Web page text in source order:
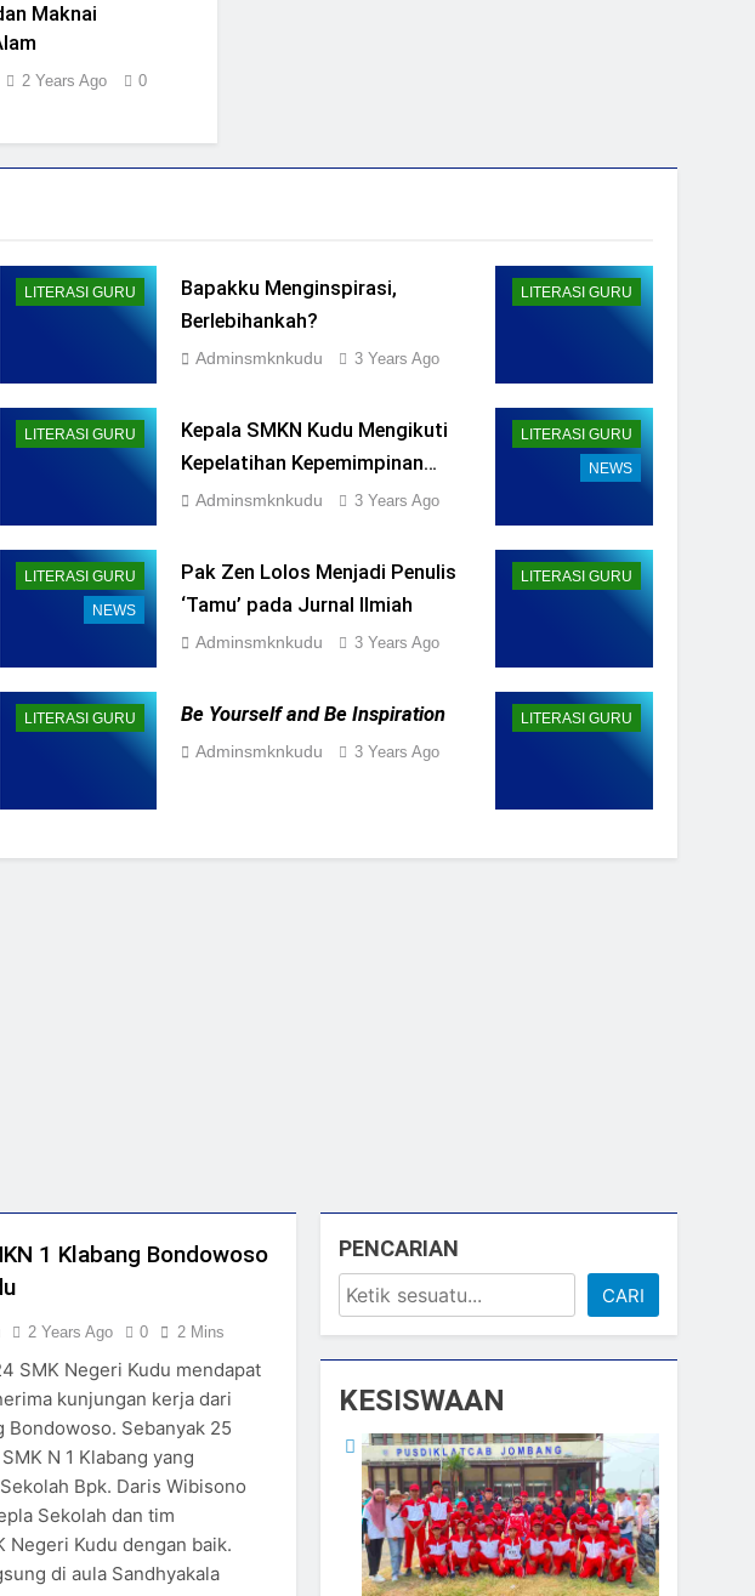
Maknai
2 Years Ago 0
LITERASI GURU LITERASI GURU
Bapakku Menginspirasi,
Berlebihankah?
Adminsmknkudu 3 Years Ago
LITERASI GURU
LITERASI GURU
NEWS
Kepala SMKN Kudu Mengikuti
Kepelatihan Kepemimpinan
Pembelajaran Jenjang SMK
Adminsmknkudu 3 Years Ago
LITERASI GURU
NEWS
LITERASI GURU
Pak Zen Lolos Menjadi Penulis
‘Tamu’ pada Jurnal Ilmiah
Adminsmknkudu 3 Years Ago
LITERASI GURU LITERASI GURU
Be Yourself and Be Inspiration
Adminsmknkudu 3 Years Ago
1 Klabang Bondowoso
2 Years Ago 0 2 Mins
SMK Negeri Kudu mendapat
kunjungan kerja dari
Bondowoso. Sebanyak 25
N 1 Klabang yang
Bpk. Daris Wibisono
Sekolah dan tim
Negeri Kudu dengan baik.
di aula Sandhyakala
PENCARIAN
CARI
KESISWAAN